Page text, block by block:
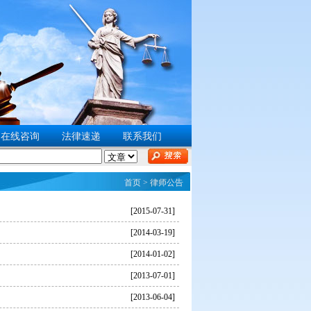
在线咨询 法律速递 联系我们
首页 > 律师公告
[2015-07-31]
[2014-03-19]
[2014-01-02]
[2013-07-01]
[2013-06-04]